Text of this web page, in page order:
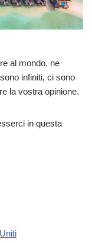
al mondo, ne
infiniti, ci sono
la vostra opinione.
in questa